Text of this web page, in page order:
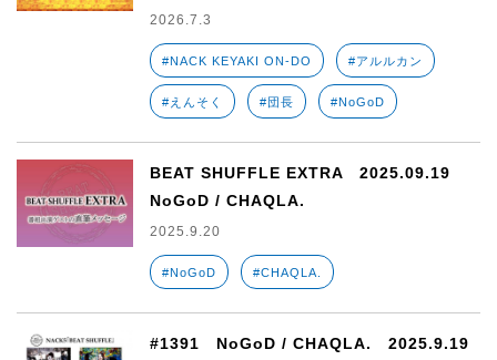
2026.7.3
#NACK KEYAKI ON-DO #アルルカン
#えんそく #団長 #NoGoD
BEAT SHUFFLE EXTRA 2025.09.19
NoGoD / CHAQLA.
2025.9.20
#NoGoD #CHAQLA.
#1391 NoGoD / CHAQLA. 2025.9.19